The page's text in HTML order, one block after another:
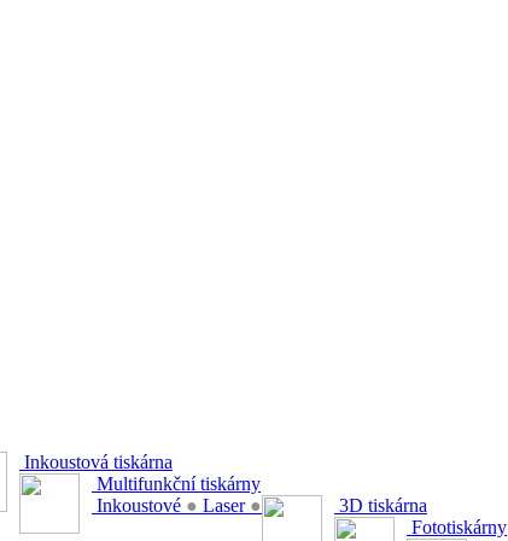
Inkoustová tiskárna
Multifunkční tiskárny
Inkoustové ● Laser ●
3D tiskárna
Fototiskárny